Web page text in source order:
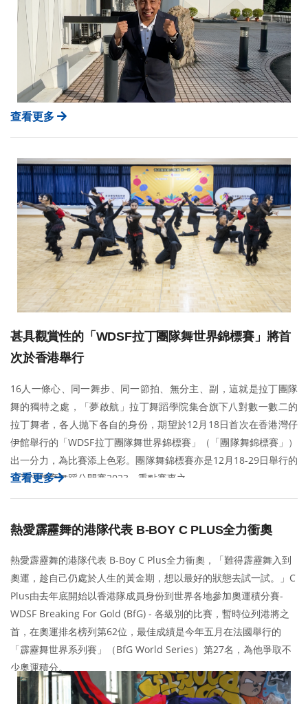
查看更多
甚具觀賞性的「WDSF拉丁團隊舞世界錦標賽」將首
次於香港舉行
16人一條心、同一舞步、同一節拍、無分主、副，這就是拉丁團隊
舞的獨特之處，「夢啟航」拉丁舞蹈學院集合旗下八對數一數二的
拉丁舞者，各人抛下各自的身份，期望於12月18日首次在香港灣仔
伊館舉行的「WDSF拉丁團隊舞世界錦標賽」（「團隊舞錦標賽」）
出一分力，為比賽添上色彩。團隊舞錦標賽亦是12月18-29日舉行的
「香港體育舞蹈公開賽2023」重點賽事之一。
查看更多
熱愛霹靂舞的港隊代表 B-BOY C PLUS全力衝奧
熱愛霹靂舞的港隊代表 B-Boy C Plus全力衝奧，「難得霹靂舞入到
奧運，趁自己仍處於人生的黃金期，想以最好的狀態去試一試。」C
Plus由去年底開始以香港隊成員身份到世界各地參加奧運積分賽-
WDSF Breaking For Gold (BfG) - 各級別的比賽，暫時位列港將之
首，在奧運排名榜列第62位，最佳成績是今年五月在法國舉行的
「霹靂舞世界系列賽」（BfG World Series）第27名，為他爭取不
少奧運積分。